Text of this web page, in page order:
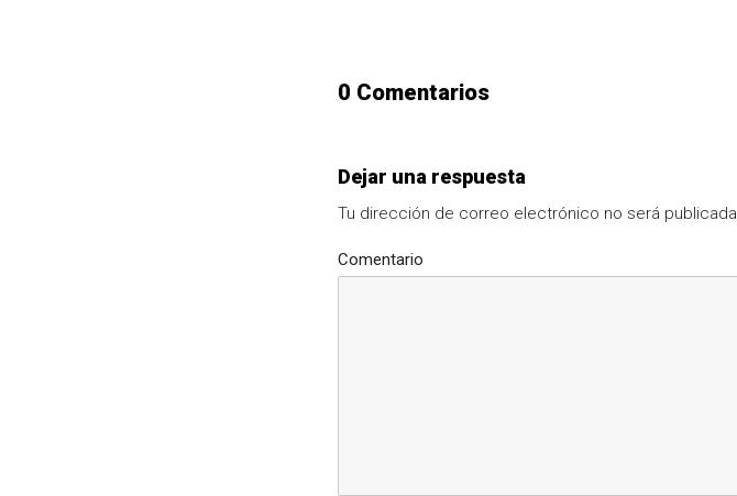
0 Comentarios
Dejar una respuesta
Tu dirección de correo electrónico no será publicada.
Comentario